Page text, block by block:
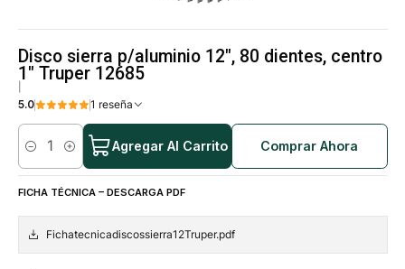
Disco sierra p/aluminio 12", 80 dientes, centro
1" Truper 12685
5.0
1 reseña
Cantidad
Agregar Al Carrito Comprar Ahora
FICHA TÉCNICA – DESCARGA PDF
Fichatecnicadiscossierra12Truper.pdf